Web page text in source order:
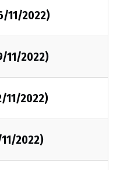
11/2022)
11/2022)
11/2022)
2022)